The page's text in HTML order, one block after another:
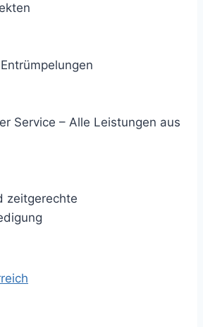
Service – Alle Leistungen aus
zeitgerechte